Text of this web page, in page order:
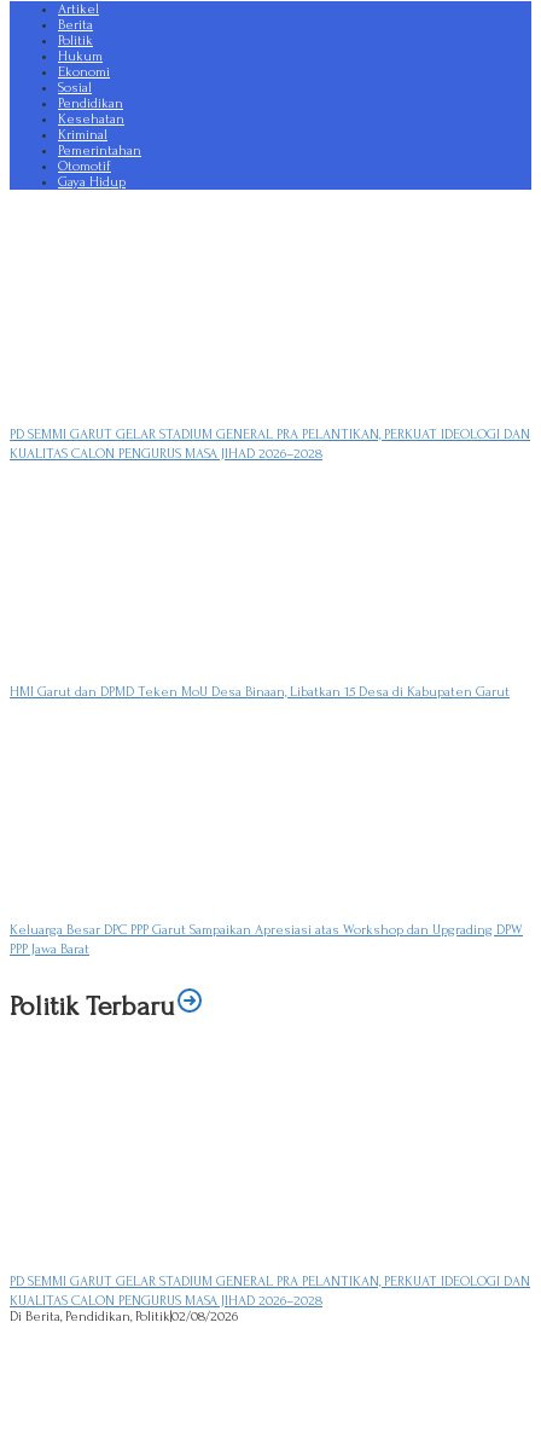
Artikel
Berita
Politik
Hukum
Ekonomi
Sosial
Pendidikan
Kesehatan
Kriminal
Pemerintahan
Otomotif
Gaya Hidup
PD SEMMI GARUT GELAR STADIUM GENERAL PRA PELANTIKAN, PERKUAT IDEOLOGI DAN
KUALITAS CALON PENGURUS MASA JIHAD 2026–2028
HMI Garut dan DPMD Teken MoU Desa Binaan, Libatkan 15 Desa di Kabupaten Garut
Keluarga Besar DPC PPP Garut Sampaikan Apresiasi atas Workshop dan Upgrading DPW
PPP Jawa Barat
Politik Terbaru
PD SEMMI GARUT GELAR STADIUM GENERAL PRA PELANTIKAN, PERKUAT IDEOLOGI DAN
KUALITAS CALON PENGURUS MASA JIHAD 2026–2028
Di Berita, Pendidikan, Politik02/08/2026